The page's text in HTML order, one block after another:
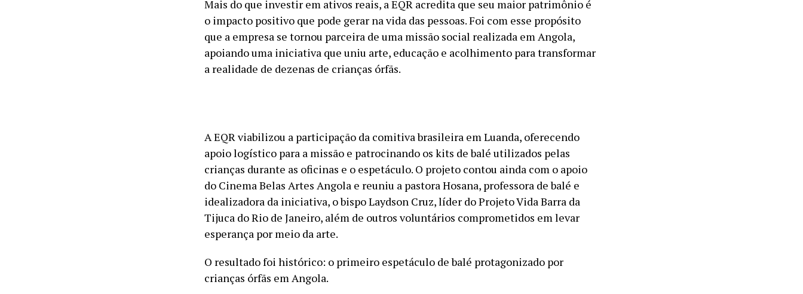
Mais do que investir em ativos reais, a EQR acredita que seu maior patrimônio é
o impacto positivo que pode gerar na vida das pessoas. Foi com esse propósito
que a empresa se tornou parceira de uma missão social realizada em Angola,
apoiando uma iniciativa que uniu arte, educação e acolhimento para transformar
a realidade de dezenas de crianças órfãs.
A EQR viabilizou a participação da comitiva brasileira em Luanda, oferecendo
apoio logístico para a missão e patrocinando os kits de balé utilizados pelas
crianças durante as oficinas e o espetáculo. O projeto contou ainda com o apoio
do Cinema Belas Artes Angola e reuniu a pastora Hosana, professora de balé e
idealizadora da iniciativa, o bispo Laydson Cruz, líder do Projeto Vida Barra da
Tijuca do Rio de Janeiro, além de outros voluntários comprometidos em levar
esperança por meio da arte.
O resultado foi histórico: o primeiro espetáculo de balé protagonizado por
crianças órfãs em Angola.